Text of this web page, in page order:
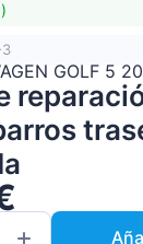
GOLF 5